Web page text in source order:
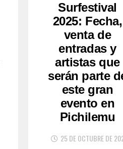
Surfestival
2025: Fecha,
venta de
entradas y
artistas que
serán parte
este gran
evento en
Pichilemu
25 DE OCTUBRE DE